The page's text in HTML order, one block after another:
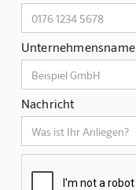
Unternehmensname
Nachricht